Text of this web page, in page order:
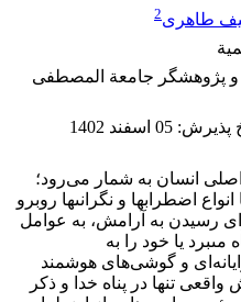
طاهری2
پژوهشگر جامعة المصطفی
پذیرش: 05 اسفند 1402
انسان به شمار می‌رود؛‌
اضطراب‏ها و نگرانى‏ها روبرو
رسیدن به آرامش، به عوامل
مى‏برد یا خود را به
و گوشی‌های هوشمند
تنها در پناه خدا و ذکر